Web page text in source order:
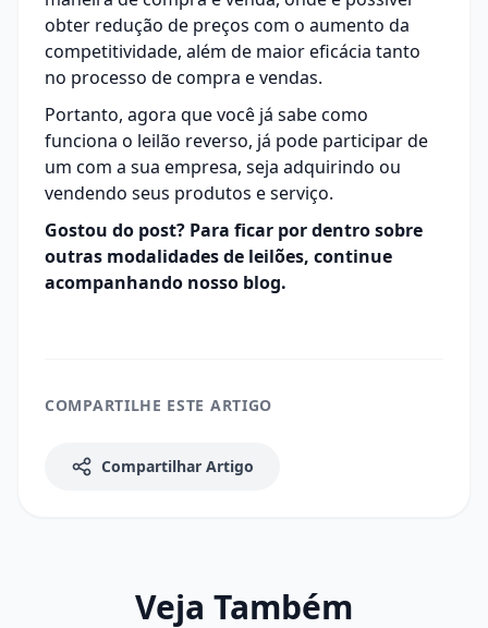
obter redução de preços com o aumento da
competitividade, além de maior eficácia tanto
no processo de compra e vendas.
Portanto, agora que você já sabe como
funciona o leilão reverso, já pode participar de
um com a sua empresa, seja adquirindo ou
vendendo seus produtos e serviço.
Gostou do post? Para ficar por dentro sobre
outras modalidades de leilões, continue
acompanhando nosso blog.
COMPARTILHE ESTE ARTIGO
Compartilhar Artigo
Veja Também